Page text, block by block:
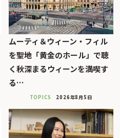
ムーティ＆ウィーン・フィル
を聖地「黄金のホール」で聴
く秋深まるウィーンを満喫す
る…
TOPICS 2026年8月5日